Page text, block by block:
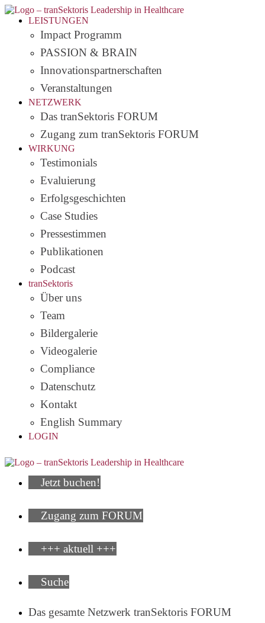
LEISTUNGEN
Impact Programm
PASSION & BRAIN
Innovationspartnerschaften
Veranstaltungen
NETZWERK
Das tranSektoris FORUM
Zugang zum tranSektoris FORUM
WIRKUNG
Testimonials
Evaluierung
Erfolgsgeschichten
Case Studies
Pressestimmen
Publikationen
Podcast
tranSektoris
Über uns
Team
Bildergalerie
Videogalerie
Compliance
Datenschutz
Kontakt
English Summary
LOGIN
Jetzt buchen!
Zugang zum FORUM
+++ aktuell +++
Suche
Das gesamte Netzwerk tranSektoris FORUM